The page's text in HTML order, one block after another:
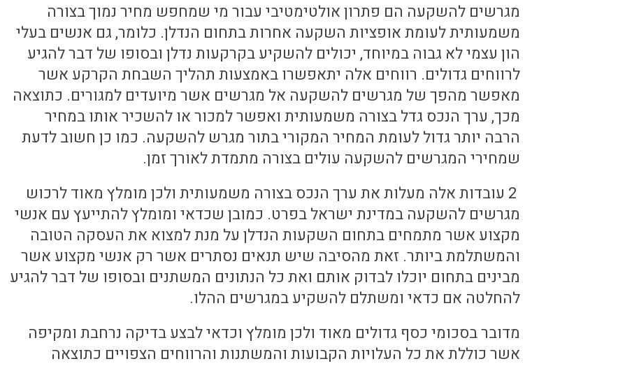
מגרשים להשקעה הם פתרון אולטימטיבי עבור מי שמחפש מחיר נמוך בצורה
משמעותית לעומת אופציות השקעה אחרות בתחום הנדלן. כלומר, גם אנשים בעלי
הון עצמי לא גבוה במיוחד, יכולים להשקיע בקרקעות נדלן ובסופו של דבר להגיע
לרווחים גדולים. רווחים אלה יתאפשרו באמצעות תהליך השבחת הקרקע אשר
מאפשר מהפך של מגרשים להשקעה אל מגרשים אשר מיועדים למגורים. כתוצאה
מכך, ערך הנכס גדל בצורה משמעותית ואפשר למכור או להשכיר אותו במחיר
הרבה יותר גדול לעומת המחיר המקורי בתור מגרש להשקעה. כמו כן חשוב לדעת
שמחירי המגרשים להשקעה עולים בצורה מתמדת לאורך זמן.
2 עובדות אלה מעלות את ערך הנכס בצורה משמעותית ולכן מומלץ מאוד לרכוש
מגרשים להשקעה במדינת ישראל בפרט. כמובן שכדאי ומומלץ להתייעץ עם אנשי
מקצוע אשר מתמחים בתחום השקעות הנדלן על מנת למצוא את העסקה הטובה
והמשתלמת ביותר. זאת מהסיבה שיש תנאים נסתרים אשר רק אנשי מקצוע אשר
מבינים בתחום יוכלו לבדוק אותם ואת כל הנתונים המשתנים ובסופו של דבר להגיע
להחלטה אם כדאי ומשתלם להשקיע במגרשים ההלו.
מדובר בסכומי כסף גדולים מאוד ולכן מומלץ וכדאי לבצע בדיקה נרחבת ומקיפה
אשר כוללת את כל העלויות הקבועות והמשתנות והרווחים הצפויים כתוצאה